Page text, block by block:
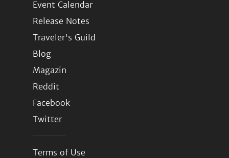
Event Calendar
Release Notes
Traveler's Guild
Blog
Magazin
Reddit
Facebook
Twitter
Terms of Use